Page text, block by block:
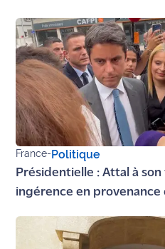
Maritima
L'anecdote
de Jeff
C'est
mon
club
Les
Maritima
France-Politique
Présidentielle : Attal à
ingérence en provenance